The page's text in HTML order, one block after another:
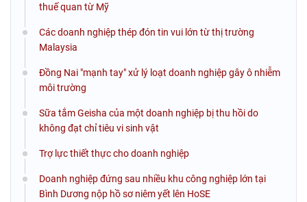
thuế quan từ Mỹ
Các doanh nghiệp thép đón tin vui lớn từ thị trường
Malaysia
Đồng Nai "mạnh tay" xử lý loạt doanh nghiệp gây ô nhiễm
môi trường
Sữa tắm Geisha của một doanh nghiệp bị thu hồi do
không đạt chỉ tiêu vi sinh vật
Trợ lực thiết thực cho doanh nghiệp
Doanh nghiệp đứng sau nhiều khu công nghiệp lớn tại
Bình Dương nộp hồ sơ niêm yết lên HoSE